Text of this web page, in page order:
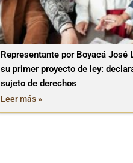
Representante por Boyacá José
su primer proyecto de ley:
sujeto de derechos
Leer más »